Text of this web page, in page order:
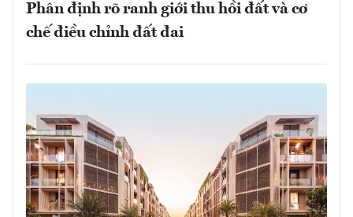
Phân định rõ ranh giới thu hồi đất và cơ
chế điều chỉnh đất đai